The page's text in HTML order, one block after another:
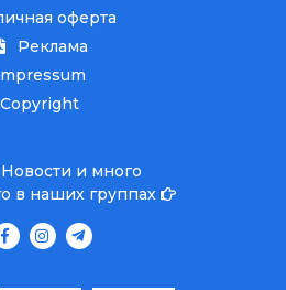
оферта
Реклама
Copyright
и много
в наших группах